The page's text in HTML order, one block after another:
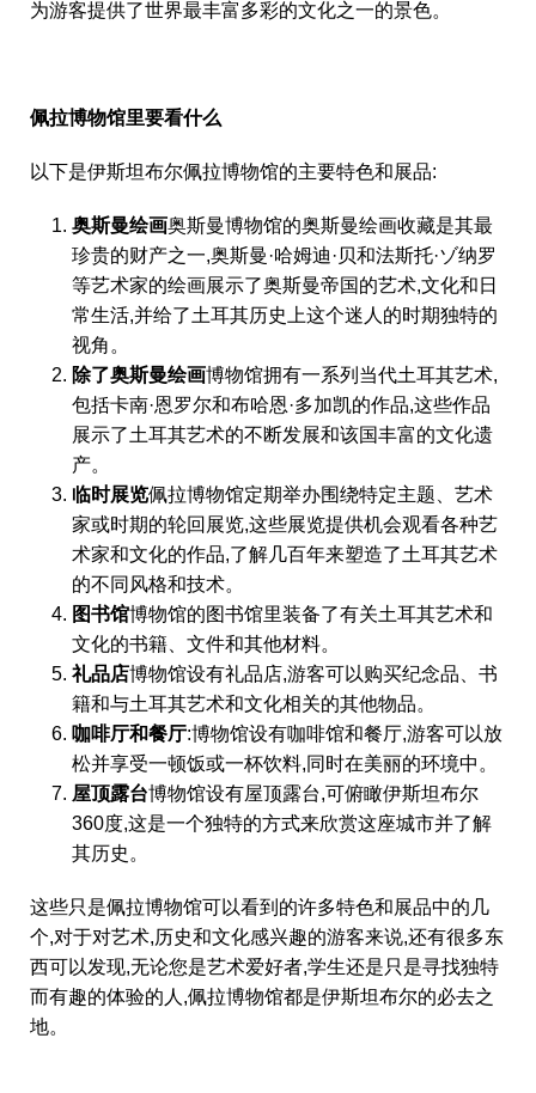
为游客提供了世界最丰富多彩的文化之一的景色。
佩拉博物馆里要看什么
以下是伊斯坦布尔佩拉博物馆的主要特色和展品:
奥斯曼绘画奥斯曼博物馆的奥斯曼绘画收藏是其最
珍贵的财产之一,奥斯曼·哈姆迪·贝和法斯托·ゾ纳罗
等艺术家的绘画展示了奥斯曼帝国的艺术,文化和日
常生活,并给了土耳其历史上这个迷人的时期独特的
视角。
除了奥斯曼绘画博物馆拥有一系列当代土耳其艺术,
包括卡南·恩罗尔和布哈恩·多加凯的作品,这些作品
展示了土耳其艺术的不断发展和该国丰富的文化遗
产。
临时展览佩拉博物馆定期举办围绕特定主题、艺术
家或时期的轮回展览,这些展览提供机会观看各种艺
术家和文化的作品,了解几百年来塑造了土耳其艺术
的不同风格和技术。
图书馆博物馆的图书馆里装备了有关土耳其艺术和
文化的书籍、文件和其他材料。
礼品店博物馆设有礼品店,游客可以购买纪念品、书
籍和与土耳其艺术和文化相关的其他物品。
咖啡厅和餐厅:博物馆设有咖啡馆和餐厅,游客可以放
松并享受一顿饭或一杯饮料,同时在美丽的环境中。
屋顶露台博物馆设有屋顶露台,可俯瞰伊斯坦布尔
360度,这是一个独特的方式来欣赏这座城市并了解
其历史。
这些只是佩拉博物馆可以看到的许多特色和展品中的几
个,对于对艺术,历史和文化感兴趣的游客来说,还有很多东
西可以发现,无论您是艺术爱好者,学生还是只是寻找独特
而有趣的体验的人,佩拉博物馆都是伊斯坦布尔的必去之
地。